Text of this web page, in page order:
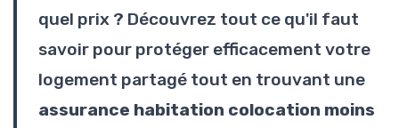
quel prix ? Découvrez tout ce qu'il faut
savoir pour protéger efficacement votre
logement partagé tout en trouvant une
assurance habitation colocation moins